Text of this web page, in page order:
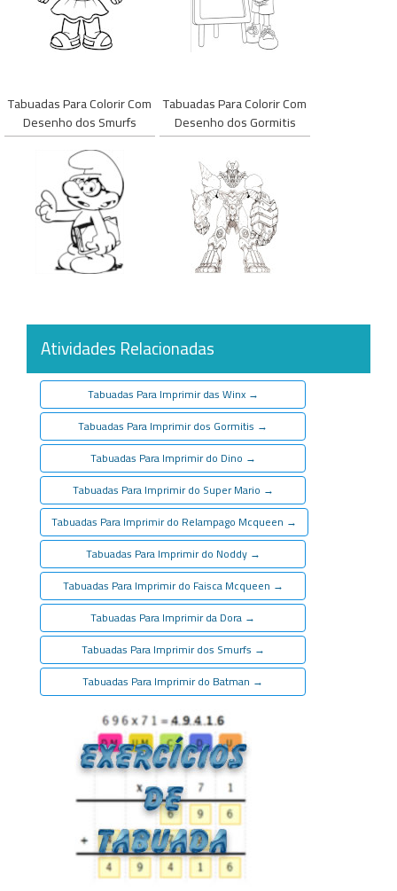
Tabuadas Para Colorir Com
Desenho dos Smurfs
Tabuadas Para Colorir Com
Desenho dos Gormitis
Atividades Relacionadas
Tabuadas Para Imprimir das Winx →
Tabuadas Para Imprimir dos Gormitis →
Tabuadas Para Imprimir do Dino →
Tabuadas Para Imprimir do Super Mario →
Tabuadas Para Imprimir do Relampago Mcqueen →
Tabuadas Para Imprimir do Noddy →
Tabuadas Para Imprimir do Faisca Mcqueen →
Tabuadas Para Imprimir da Dora →
Tabuadas Para Imprimir dos Smurfs →
Tabuadas Para Imprimir do Batman →